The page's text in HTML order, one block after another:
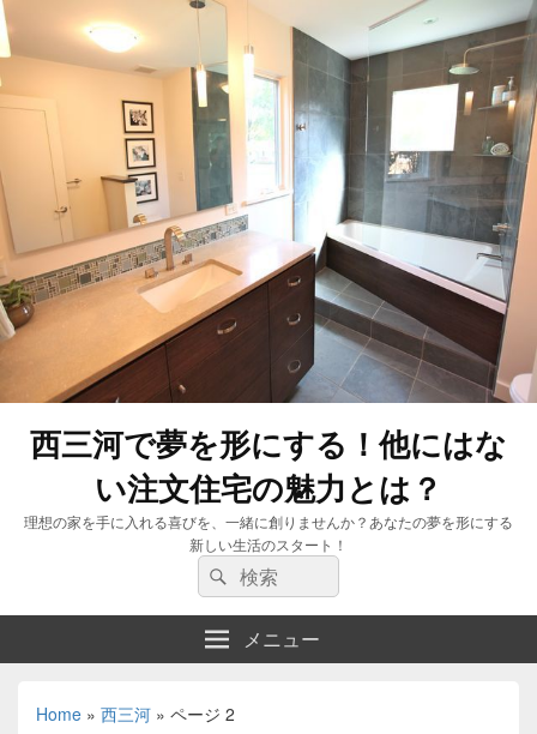
西三河で夢を形にする！他にはな
い注文住宅の魅力とは？
理想の家を手に入れる喜びを、一緒に創りませんか？あなたの夢を形にする
新しい生活のスタート！
検
索:
検
索
メニュー
Home » 西三河 » ページ 2